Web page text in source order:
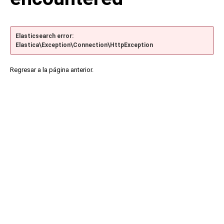
Elasticsearch error:
Elastica\Exception\Connection\HttpException
Regresar a la página anterior.